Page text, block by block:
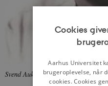
Svend Auken, 1988.Foto:
Cookies
Aarhus Universitet
brugeroplevelse, når
cookies. Cookies